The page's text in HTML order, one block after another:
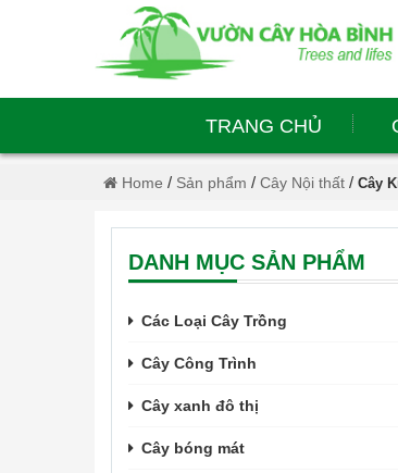
TRANG CHỦ
Home / Sản phẩm / Cây Nội thất / Cây
DANH MỤC SẢN PHẨM
Các Loại Cây Trồng
Cây Công Trình
Cây xanh đô thị
Cây bóng mát